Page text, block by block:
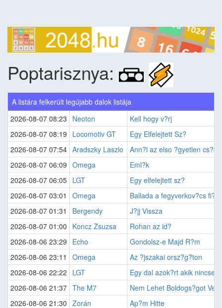
Poptarisznya:
A listára felkerült legújabb dalok listája
2026-08-07 08:23
Neoton
Kell hogy v?rj
2026-08-07 08:19
Locomotiv GT
Egy Elfelejtett Sz?
2026-08-07 07:54 Aradszky Laszlo
Ann?l az elso ?gyetlen
2026-08-07 06:09 Omega
Eml?k
2026-08-07 06:05 LGT
Egy elfelejtett sz?
2026-08-07 03:01
Omega
Ballada a fegyverkov?cs
2026-08-07 01:31
Bergendy
J?jj Vissza
2026-08-07 01:00
Koncz Zsuzsa
Rohan az id?
2026-08-06 23:29
Echo
Gondolsz-e Majd R?m
2026-08-06 23:11
Omega
Az ?jszakai orsz?g?ton
2026-08-06 22:22
LGT
Egy dal azok?rt akik
2026-08-06 21:37 The M7
Nem Lehet Boldogs?got
2026-08-06 21:30 Zorán
Ap?m Hitte